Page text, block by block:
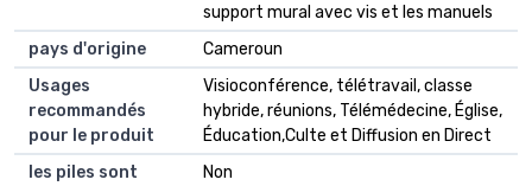
support mural avec vis et les manuels
pays d'origine
Cameroun
Usages
recommandés
pour le produit
Visioconférence, télétravail, classe
hybride, réunions, Télémédecine, Église,
Éducation,Culte et Diffusion en Direct
les piles sont
Non